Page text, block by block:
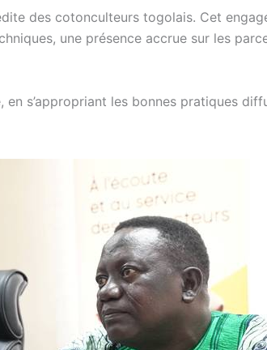
des cotonculteurs togolais. Cet
une présence accrue sur les
s’appropriant les bonnes pratiques